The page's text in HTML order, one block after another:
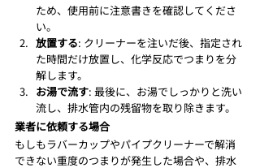
ため、使用前に注意書きを確認してくださ
い。
放置する: クリーナーを注いだ後、指定され
た時間だけ放置し、化学反応でつまりを分
解します。
お湯で流す: 最後に、お湯でしっかりと洗い
流し、排水管内の残留物を取り除きます。
業者に依頼する場合
もしもラバーカップやパイプクリーナーで解消
できない重度のつまりが発生した場合や、排水